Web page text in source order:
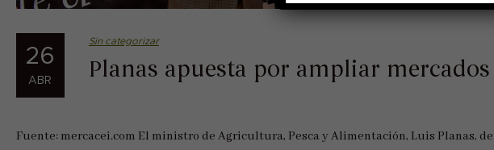
26
ABR
Sin categorizar
Planas apuesta por ampliar
Fuente: mercacei.com El ministro de Agricultura, Pesca y Alimentación, Luis Planas,